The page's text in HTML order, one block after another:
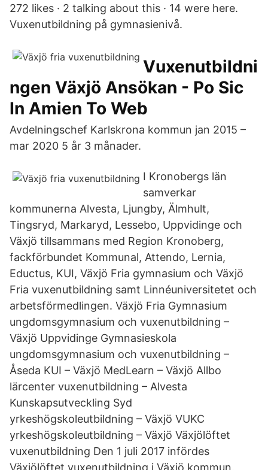
272 likes · 2 talking about this · 14 were here.
Vuxenutbildning på gymnasienivå.
Vuxenutbildni
ngen Växjö Ansökan - Po Sic
In Amien To Web
Avdelningschef Karlskrona kommun jan 2015 –
mar 2020 5 år 3 månader.
I Kronobergs län
samverkar
kommunerna Alvesta, Ljungby, Älmhult,
Tingsryd, Markaryd, Lessebo, Uppvidinge och
Växjö tillsammans med Region Kronoberg,
fackförbundet Kommunal, Attendo, Lernia,
Eductus, KUI, Växjö Fria gymnasium och Växjö
Fria vuxenutbildning samt Linnéuniversitetet och
arbetsförmedlingen. Växjö Fria Gymnasium
ungdomsgymnasium och vuxenutbildning –
Växjö Uppvidinge Gymnasieskola
ungdomsgymnasium och vuxenutbildning –
Åseda KUI – Växjö MedLearn – Växjö Allbo
lärcenter vuxenutbildning – Alvesta
Kunskapsutveckling Syd
yrkeshögskoleutbildning – Växjö VUKC
yrkeshögskoleutbildning – Växjö Växjölöftet
vuxenutbildning Den 1 juli 2017 infördes
Växjölöftet vuxenutbildning i Växjö kommun.